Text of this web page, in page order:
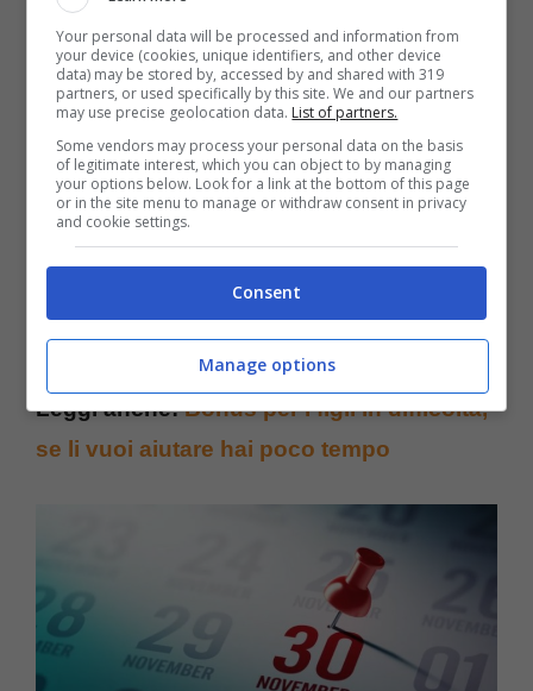
carenti, cioè incompleti.
Leggi anche:Bonus per i figli in difficoltà,
se li vuoi aiutare hai poco tempo
Your personal data will be processed and information from
your device (cookies, unique identifiers, and other device
data) may be stored by, accessed by and shared with 319
partners, or used specifically by this site. We and our partners
may use precise geolocation data. List of partners.
Some vendors may process your personal data on the basis
of legitimate interest, which you can object to by managing
your options below. Look for a link at the bottom of this page
or in the site menu to manage or withdraw consent in privacy
and cookie settings.
Consent
Manage options